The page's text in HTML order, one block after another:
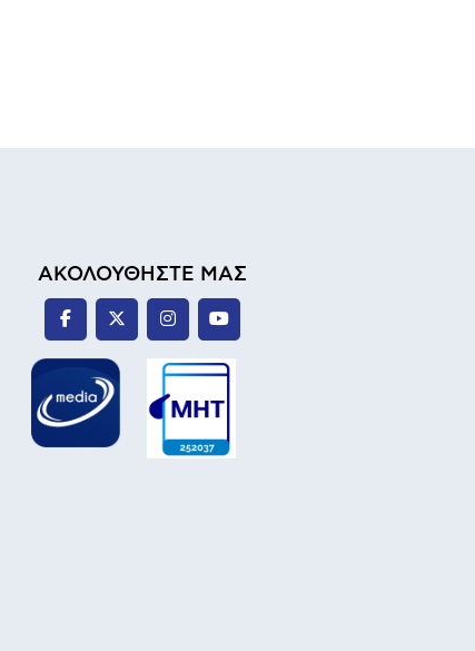
ΑΚΟΛΟΥΘΗΣΤΕ ΜΑΣ